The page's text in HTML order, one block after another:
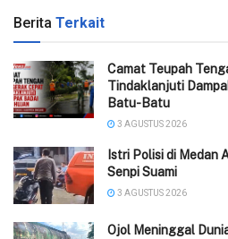
Berita Terkait
Camat Teupah
Tindaklanjuti
Batu-Batu
3 AGUSTUS 2026
‎Istri Polisi di Medan
Senpi Suami
3 AGUSTUS 2026
Ojol Meninggal